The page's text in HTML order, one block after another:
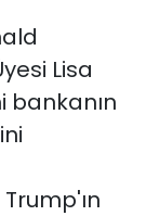
Lisa
bankanın